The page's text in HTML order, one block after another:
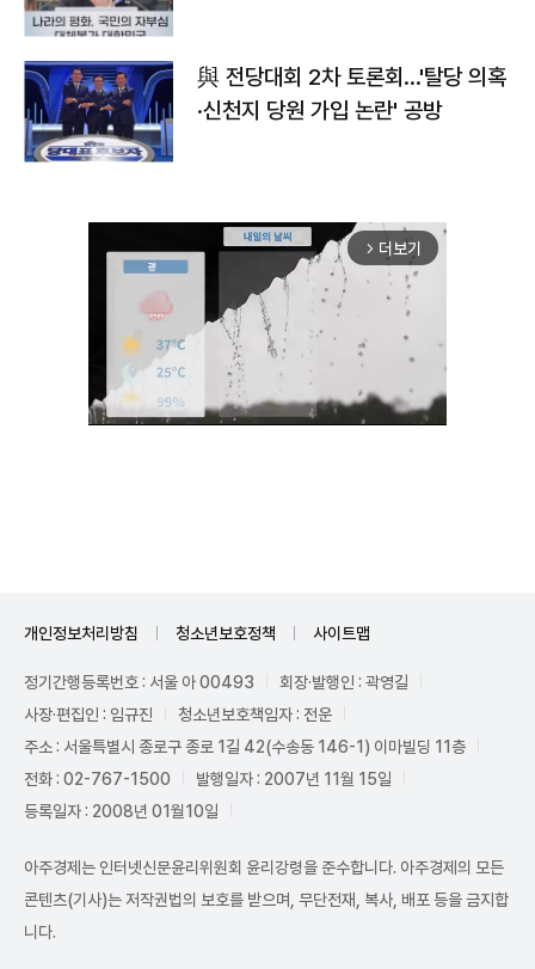
與 전당대회 2차 토론회…'탈당 의혹
·신천지 당원 가입 논란' 공방
arrow_forward_ios 더보기
개인정보처리방침 청소년보호정책 사이트맵
정기간행등록번호 : 서울 아 00493
회장·발행인 : 곽영길
사장·편집인 : 임규진
청소년보호책임자 : 전운
주소 : 서울특별시 종로구 종로 1길 42(수송동 146-1) 이마빌딩 11층
전화 : 02-767-1500
발행일자 : 2007년 11월 15일
등록일자 : 2008년 01월10일
아주경제는 인터넷신문윤리위원회 윤리강령을 준수합니다. 아주경제의 모든
콘텐츠(기사)는 저작권법의 보호를 받으며, 무단전재, 복사, 배포 등을 금지합
니다.